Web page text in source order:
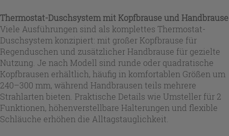
Thermostat-Duschsystem mit Kopfbrause und Handbrause
Viele Ausführungen sind als komplettes Thermostat-
Duschsystem konzipiert: mit großer Kopfbrause für
Regenduschen und zusätzlicher Handbrause für gezielte
Nutzung. Je nach Modell sind runde oder quadratische
Kopfbrausen erhältlich, häufig in komfortablen Größen um
240–300 mm, während Handbrausen teils mehrere
Strahlarten bieten. Praktische Details wie Umsteller für 2
Funktionen, höhenverstellbare Halterungen und flexible
Schläuche erhöhen die Alltagstauglichkeit.